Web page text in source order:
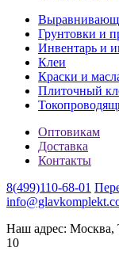
Грунтовки и
Инвентарь и
Клеи
Краски и
Плиточный
Оптовикам
Доставка
Контакты
8(499)110-68-01
Наш адрес: Москва,
10